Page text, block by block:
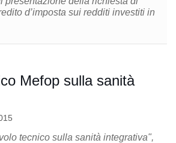
d’imposta sui redditi investiti in
Mefop sulla sanità
tecnico sulla sanità integrativa",